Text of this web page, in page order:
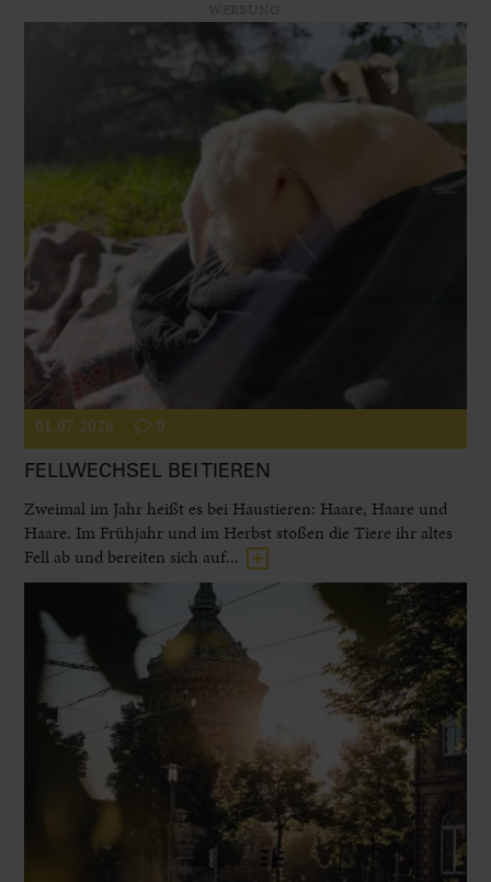
01.07.2026 0
FELLWECHSEL BEI TIEREN
Zweimal im Jahr heißt es bei Haustieren: Haare, Haare und
Haare. Im Frühjahr und im Herbst stoßen die Tiere ihr altes
Fell ab und bereiten sich auf...